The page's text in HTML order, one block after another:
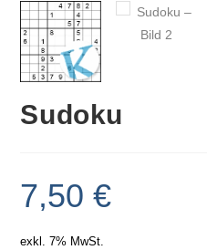
Sudoku
7,50€
exkl. 7% MwSt.